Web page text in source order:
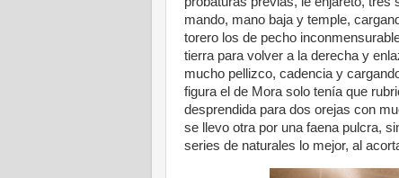
mando, mano baja y temple,
torero los de pecho
tierra para volver a la derecha y
mucho pellizco, cadencia y
figura el de Mora solo tenía que
desprendida para dos orejas con
se llevo otra por una faena pulcra,
series de naturales lo mejor, al